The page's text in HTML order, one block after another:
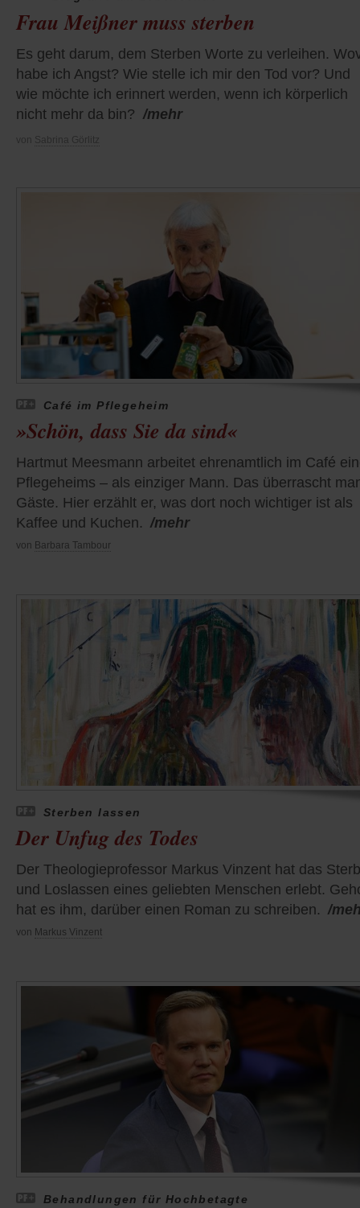
Frau Meißner muss sterben
Es geht darum, dem Sterben Worte zu verleihen.
habe ich Angst? Wie stelle ich mir den Tod vor? Und
wie möchte ich erinnert werden, wenn ich körperlich
nicht mehr da bin? /mehr
von Sabrina Görlitz
Café im Pflegeheim
»Schön, dass Sie da sind«
Hartmut Meesmann arbeitet ehrenamtlich im Café
Pflegeheims – als einziger Mann. Das überrascht
Gäste. Hier erzählt er, was dort noch wichtiger ist als
Kaffee und Kuchen. /mehr
von Barbara Tambour
Sterben lassen
Der Unfug des Todes
Der Theologieprofessor Markus Vinzent hat das
und Loslassen eines geliebten Menschen erlebt.
hat es ihm, darüber einen Roman zu schreiben. /
von Markus Vinzent
Behandlungen für Hochbetagte